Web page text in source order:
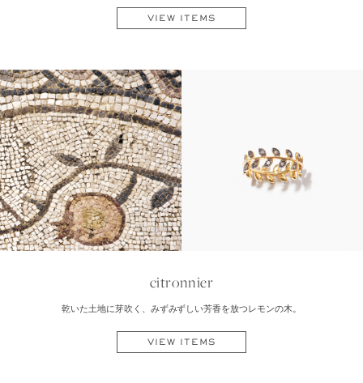
VIEW ITEMS
citronnier
乾いた土地に芽吹く、みずみずしい芳香を放つレモンの木。
VIEW ITEMS